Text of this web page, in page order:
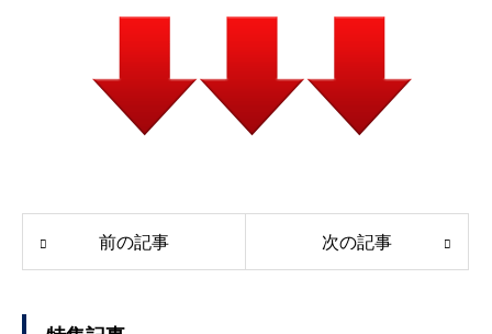
前の記事 次の記事